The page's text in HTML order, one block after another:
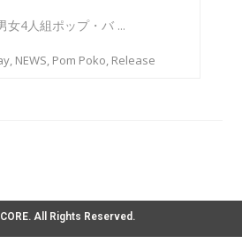
女4人組ポップ・バ ...
, NEWS, Pom Poko, Release
All Rights Reserved.